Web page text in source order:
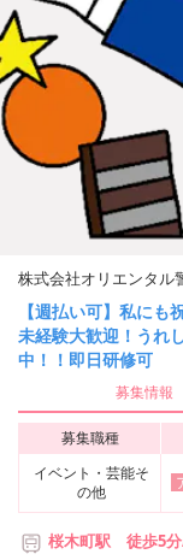
株式会社オリエンタル
【週払い可】私に
未経験大歓迎！うれ
中！！即日研修可
募集情報
募集職種
イベント・芸能そ
の他
桜木町駅 徒歩5